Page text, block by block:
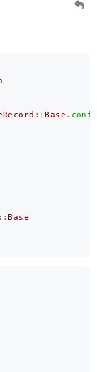
::Base .
::Base